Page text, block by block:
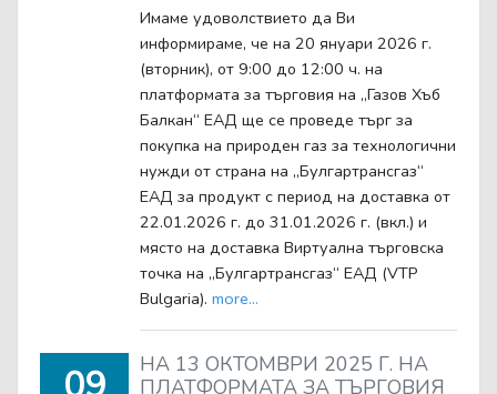
Имаме удоволствието да Ви
информираме, че на 20 януари 2026 г.
(вторник), от 9:00 до 12:00 ч. на
платформата за търговия на „Газов Хъб
Балкан“ ЕАД ще се проведе търг за
покупка на природен газ за технологични
нужди от страна на „Булгартрансгаз“
ЕАД за продукт с период на доставка от
22.01.2026 г. до 31.01.2026 г. (вкл.) и
място на доставка Виртуална търговска
точка на „Булгартрансгаз“ ЕАД (VTP
Bulgaria). more...
НА 13 ОКТОМВРИ 2025 Г. НА
ПЛАТФОРМАТА ЗА ТЪРГОВИЯ